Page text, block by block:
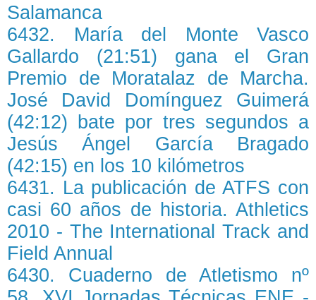
Salamanca
6432. María del Monte Vasco
Gallardo (21:51) gana el Gran
Premio de Moratalaz de Marcha.
José David Domínguez Guimerá
(42:12) bate por tres segundos a
Jesús Ángel García Bragado
(42:15) en los 10 kilómetros
6431. La publicación de ATFS con
casi 60 años de historia. Athletics
2010 - The International Track and
Field Annual
6430. Cuaderno de Atletismo nº